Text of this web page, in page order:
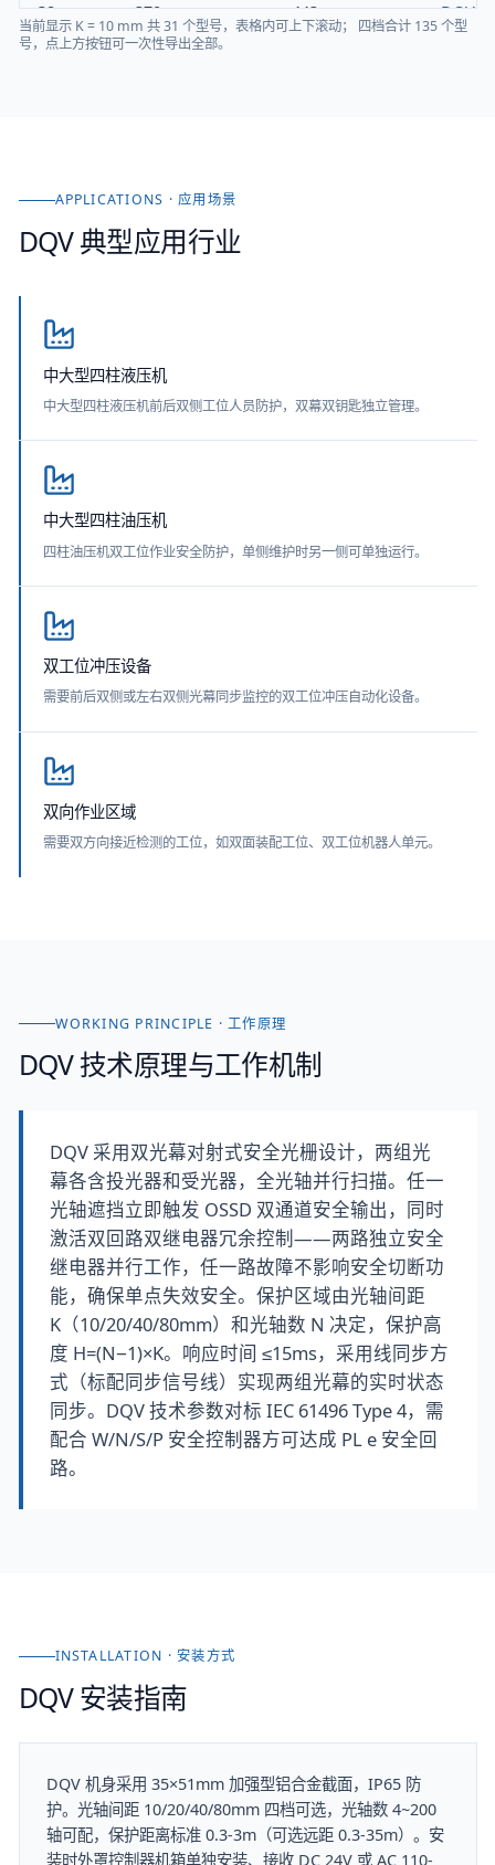
38
370 443
40
390
470
50
490
54
56
550
58
570 643
62
64
630
68
70
72
710 783
当前显示 K = 10 mm 共31 个型号，表格内可上下滚动； 四档合计 135个型
号，点上方按钮可一次性导出全部。
APPLICATIONS · 应用场景
DQV典型应用行业
中大型四柱液压机
中大型四柱液压机前后双侧工位人员防护，双幕双钥匙独立管理。
中大型四柱油压机
四柱油压机双工位作业安全防护，单侧维护时另一侧可单独运行。
双工位冲压设备
需要前后双侧或左右双侧光幕同步监控的双工位冲压自动化设备。
双向作业区域
需要双方向接近检测的工位，如双面装配工位、双工位机器人单元。
WORKING PRINCIPLE · 工作原理
DQV技术原理与工作机制
DQV 采用双光幕对射式安全光栅设计，两组光
幕各含投光器和受光器，全光轴并行扫描。任一
光轴遮挡立即触发 OSSD 双通道安全输出，同时
激活双回路双继电器冗余控制——两路独立安全
继电器并行工作，任一路故障不影响安全切断功
能，确保单点失效安全。保护区域由光轴间距
K（10/20/40/80mm）和光轴数 N 决定，保护高
度 H=(N−1)×K。响应时间 ≤15ms，采用线同步方
式（标配同步信号线）实现两组光幕的实时状态
同步。DQV 技术参数对标 IEC 61496 Type 4，需
配合 W/N/S/P 安全控制器方可达成 PL e 安全回
路。
INSTALLATION · 安装方式
DQV安装指南
DQV 机身采用 35×51mm 加强型铝合金截面，IP65 防
护。光轴间距 10/20/40/80mm 四档可选，光轴数 4~200
轴可配，保护距离标准 0.3-3m（可选远距 0.3-35m）。安
装时外罩控制器机箱单独安装、接收 DC 24V 或 AC 110-